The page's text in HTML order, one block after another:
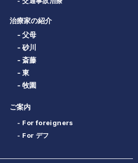
治療家の紹介
- 父母
- 砂川
- 斎藤
- 東
- 牧園
ご案内
- For foreigners
- For デフ